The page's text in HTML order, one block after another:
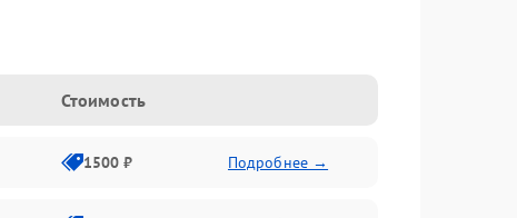
Стоимость
1500 ₽ Подробнее →